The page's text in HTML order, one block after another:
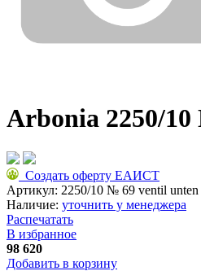
Arbonia 2250/
Создать оферту ЕАИСТ
Артикул: 2250/10 № 69 ventil
Наличие: уточнить у менеджера
Распечатать
В избранное
98 620
Добавить в корзину